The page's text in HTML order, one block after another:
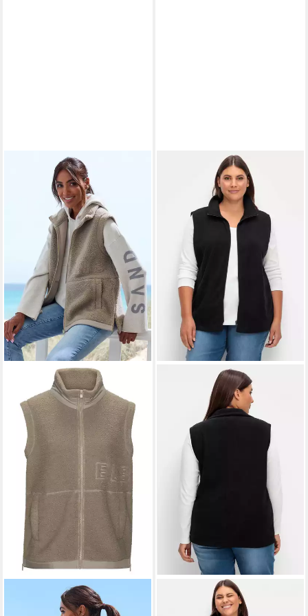
Fleeceweste mit
seitlichen Reißverschlüssen
Fleeceweste
Fleece-Weste Länge ca. 70